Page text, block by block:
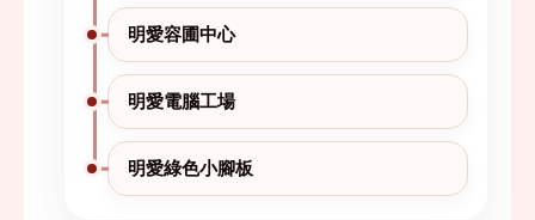
明愛容圃中心
明愛電腦工場
明愛綠色小腳板